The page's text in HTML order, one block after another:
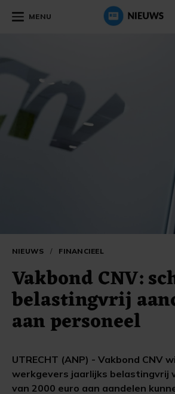
MENU
NIEUWS / FINANCIEEL
Vakbond CNV:
belastingvrij
aan personeel
UTRECHT (ANP) - Vakbond CNV
werkgevers jaarlijks belastingvrij
van 2000 euro aan aandelen